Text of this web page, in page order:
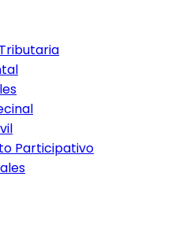
Participativo